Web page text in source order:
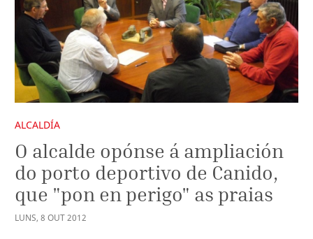
ALCALDÍA
O alcalde opónse á ampliación
do porto deportivo de Canido,
que "pon en perigo" as praias
LUNS, 8 OUT2012